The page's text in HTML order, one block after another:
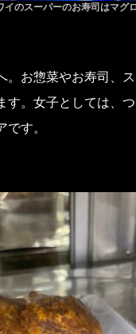
イのスーパーのお寿司はマグ
。お惣菜やお寿司、
す。女子としては、
です。